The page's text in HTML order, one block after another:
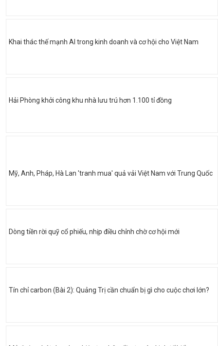
Khai thác thế mạnh AI trong kinh doanh và cơ hội cho Việt Nam
Hải Phòng khởi công khu nhà lưu trú hơn 1.100 tỉ đồng
Mỹ, Anh, Pháp, Hà Lan 'tranh mua' quả vải Việt Nam với Trung Quốc
Dòng tiền rời quỹ cổ phiếu, nhịp điều chỉnh chờ cơ hội mới
Tín chỉ carbon (Bài 2): Quảng Trị cần chuẩn bị gì cho cuộc chơi lớn?